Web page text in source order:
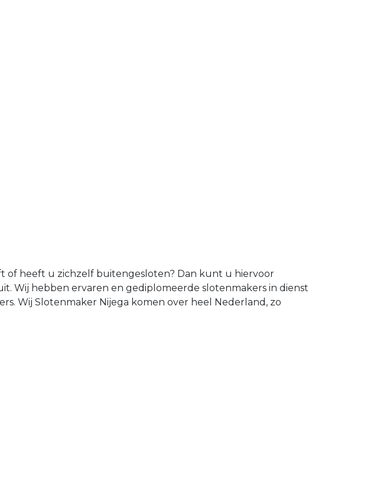
of heeft u zichzelf buitengesloten? Dan kunt u hiervoor
Wij hebben ervaren en gediplomeerde slotenmakers in dienst
Wij Slotenmaker Nijega komen over heel Nederland, zo